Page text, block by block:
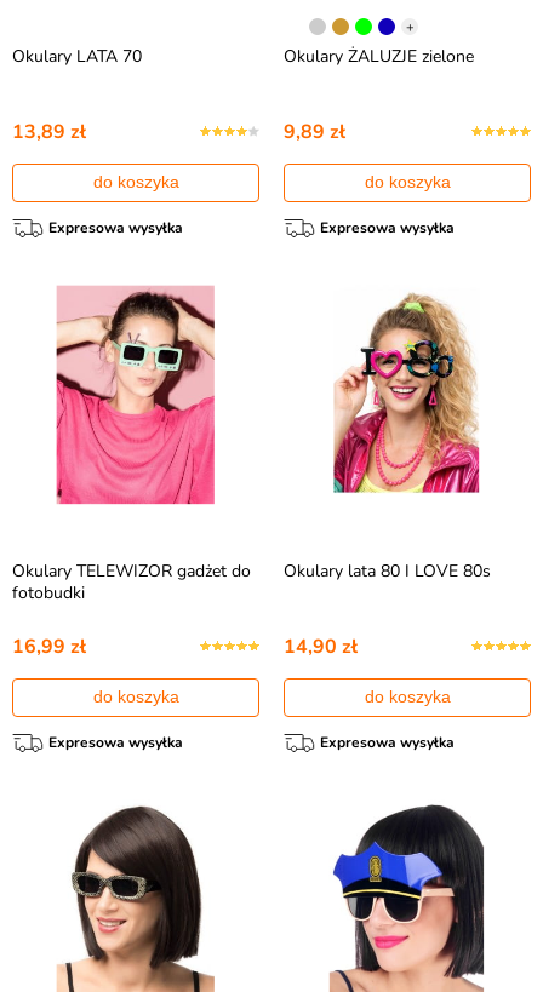
Okulary LATA 70
13,89 zł
do koszyka
Expresowa wysyłka
+
Okulary ŻALUZJE zielone
9,89 zł
do koszyka
Expresowa wysyłka
Okulary TELEWIZOR gadżet do
fotobudki
16,99 zł
do koszyka
Expresowa wysyłka
Okulary lata 80 I LOVE 80s
14,90 zł
do koszyka
Expresowa wysyłka